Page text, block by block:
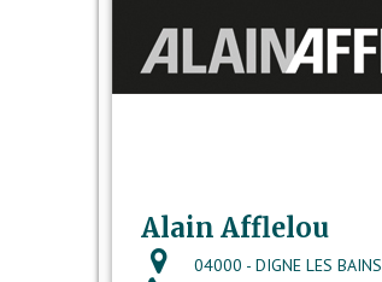
Alain Afflelou
04000 - DIGNE LES BAINS